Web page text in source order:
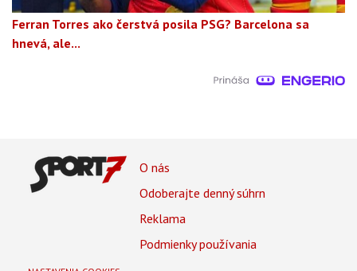
Ferran Torres ako čerstvá posila PSG? Barcelona sa
hnevá, ale...
Footer
Footer
O nás
Odoberajte denný súhrn
Reklama
Podmienky používania